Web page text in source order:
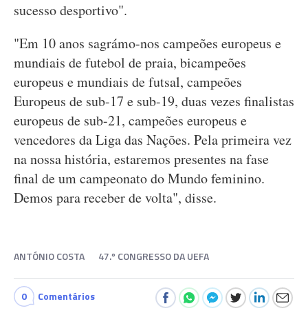
sucesso desportivo".
"Em 10 anos sagrámo-nos campeões europeus e
mundiais de futebol de praia, bicampeões
europeus e mundiais de futsal, campeões
Europeus de sub-17 e sub-19, duas vezes finalistas
europeus de sub-21, campeões europeus e
vencedores da Liga das Nações. Pela primeira vez
na nossa história, estaremos presentes na fase
final de um campeonato do Mundo feminino.
Demos para receber de volta", disse.
ANTÓNIO COSTA 47.º CONGRESSO DA UEFA
0 Comentários